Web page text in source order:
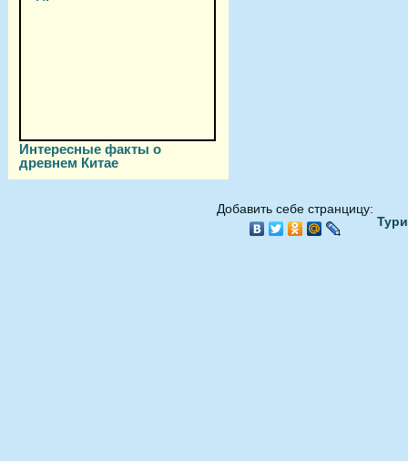
Интересные факты о
древнем Китае
Добавить себе странцицу: